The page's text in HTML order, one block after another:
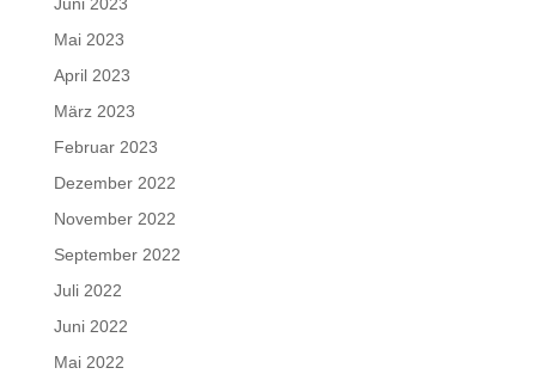
Mai 2023
April 2023
März 2023
Februar 2023
Dezember 2022
November 2022
September 2022
Juli 2022
Juni 2022
Mai 2022